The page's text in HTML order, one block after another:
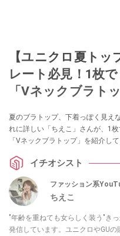
【ユニクロ夏トッ
レート必見！1枚
「Vネックブラト
夏のブラトップ、下着っぽく見え
れに詳しい「ちえこ」さんが、1
「Vネックブラトップ」を紹介し
イチオシスト
ファッション系
ちえこ
"年齢を重ねても女らしく装う"き
発信しています。ユニクロやGU